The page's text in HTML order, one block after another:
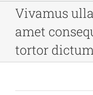
Vivamus
amet
tortor